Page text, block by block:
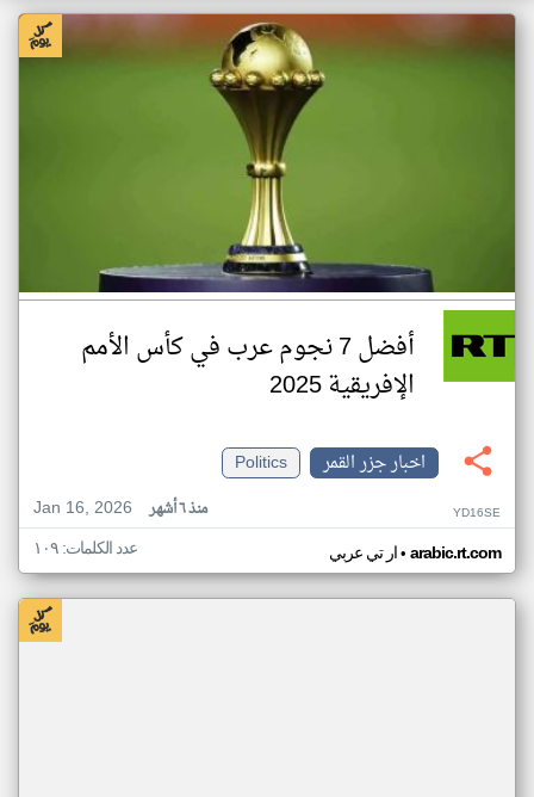
أفضل 7 نجوم عرب في كأس الأمم
الإفريقية 2025
اخبار جزر القمر
Politics
Jan 16, 2026
منذ ٦ أشهر YD16SE
ار تي عربي• arabic.rt.com عدد الكلمات: ١٠٩